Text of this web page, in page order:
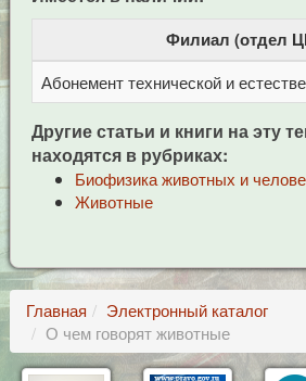
Филиал (отдел
Абонемент технической и
Другие статьи и книги на эту
находятся в рубриках:
Биофизика животных и
Животные
Главная
Электронный каталог
О чем говорят животные